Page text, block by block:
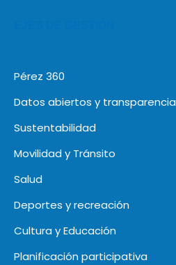
Pérez 360
Datos abiertos y transparencia
Sustentabilidad
Movilidad y Tránsito
Salud
Deportes y recreación
Cultura y Educación
Planificación participativa